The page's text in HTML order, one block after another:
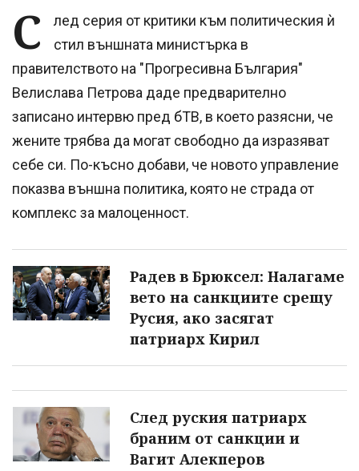
С
лед серия от критики към политическия ѝ
стил външната министърка в
правителството на "Прогресивна България"
Велислава Петрова даде предварително
записано интервю пред бТВ, в което разясни, че
жените трябва да могат свободно да изразяват
себе си. По-късно добави, че новото управление
показва външна политика, която не страда от
комплекс за малоценност.
Радев в Брюксел: Налагаме
вето на санкциите срещу
Русия, ако засягат
патриарх Кирил
След руския патриарх
браним от санкции и
Вагит Алекперов